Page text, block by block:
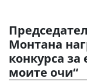
Монтана
конкурса за
моите очи“